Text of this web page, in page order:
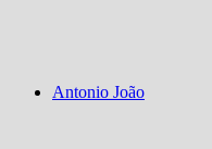
Antonio João